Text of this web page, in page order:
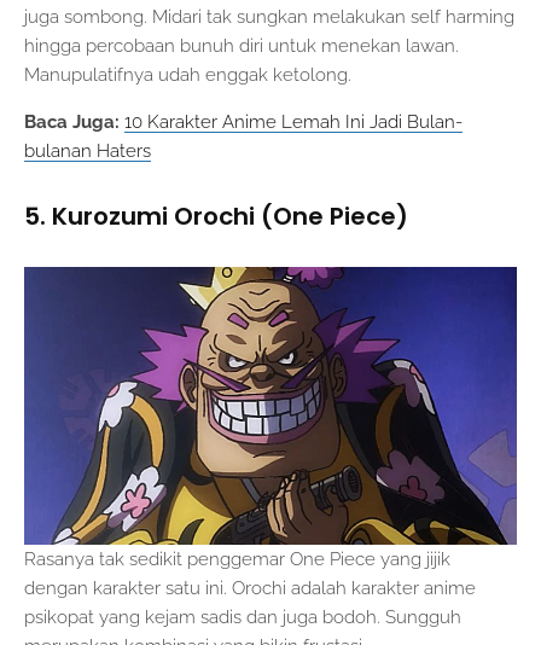
juga sombong. Midari tak sungkan melakukan self harming
hingga percobaan bunuh diri untuk menekan lawan.
Manupulatifnya udah enggak ketolong.
Baca Juga: 10 Karakter Anime Lemah Ini Jadi Bulan-
bulanan Haters
5. Kurozumi Orochi (One Piece)
Rasanya tak sedikit penggemar One Piece yang jijik
dengan karakter satu ini. Orochi adalah karakter anime
psikopat yang kejam sadis dan juga bodoh. Sungguh